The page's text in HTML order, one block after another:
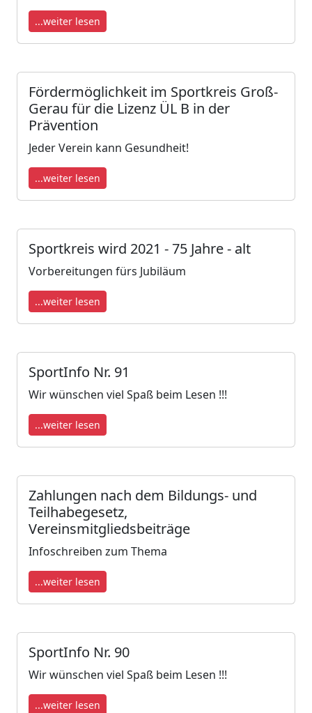
...weiter lesen
Fördermöglichkeit im Sportkreis Groß-
Gerau für die Lizenz ÜL B in der
Prävention
Jeder Verein kann Gesundheit!
...weiter lesen
Sportkreis wird 2021 - 75 Jahre - alt
Vorbereitungen fürs Jubiläum
...weiter lesen
SportInfo Nr. 91
Wir wünschen viel Spaß beim Lesen !!!
...weiter lesen
Zahlungen nach dem Bildungs- und
Teilhabegesetz,
Vereinsmitgliedsbeiträge
Infoschreiben zum Thema
...weiter lesen
SportInfo Nr. 90
Wir wünschen viel Spaß beim Lesen !!!
...weiter lesen